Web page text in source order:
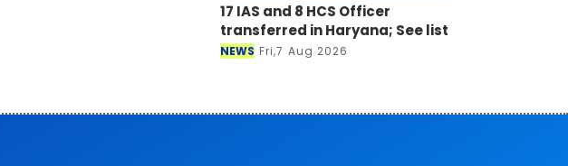
17 IAS and 8 HCS Officer
transferred in Haryana; See list
NEWS Fri,7 Aug 2026